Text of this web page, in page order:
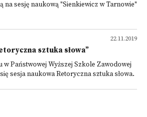
na sesję naukową "Sienkiewicz w Tarnowie"
22.11.2019
sztuka słowa”
w Państwowej Wyższej Szkole Zawodowej
sesja naukowa Retoryczna sztuka słowa.